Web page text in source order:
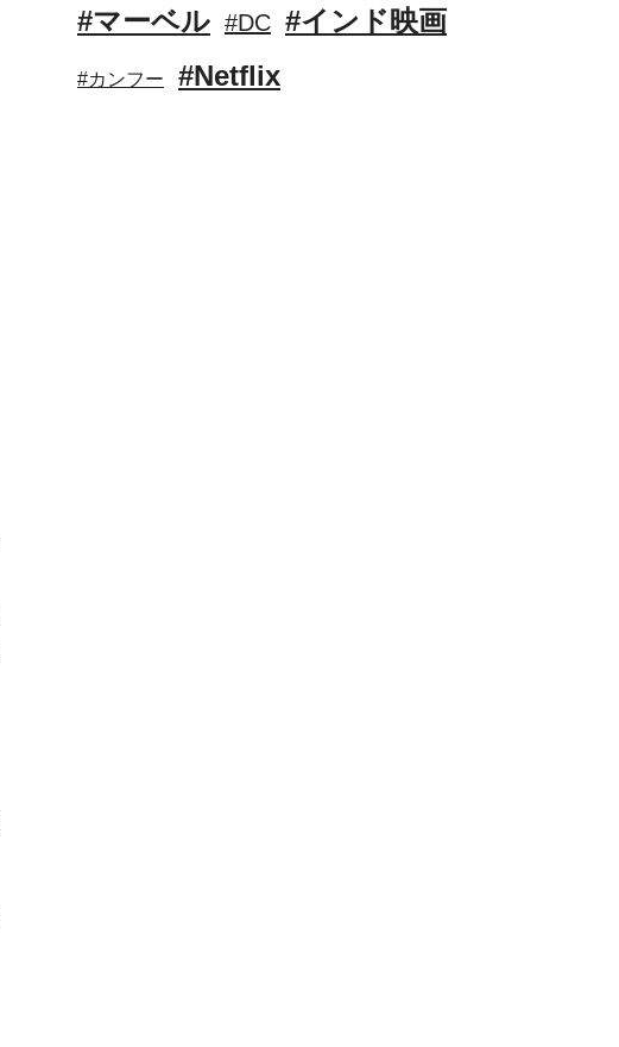
#マーベル #DC #インド映画
#カンフー #Netflix